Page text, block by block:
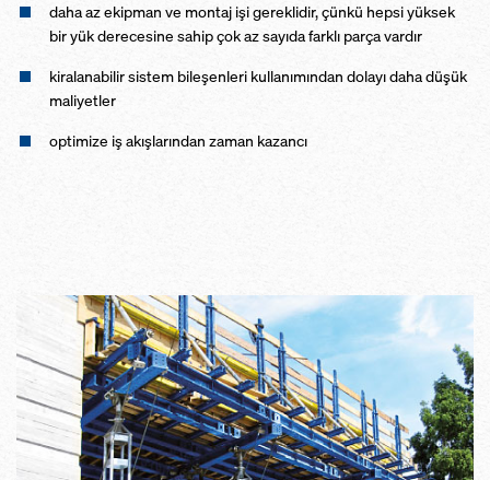
daha az ekipman ve montaj işi gereklidir, çünkü hepsi yüksek
bir yük derecesine sahip çok az sayıda farklı parça vardır
kiralanabilir sistem bileşenleri kullanımından dolayı daha düşük
maliyetler
optimize iş akışlarından zaman kazancı